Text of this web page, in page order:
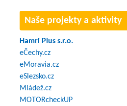
Naše projekty a aktivity
Hamri Plus s.r.o.
eČechy.cz
eMoravia.cz
eSlezsko.cz
Mládež.cz
MOTORcheckUP